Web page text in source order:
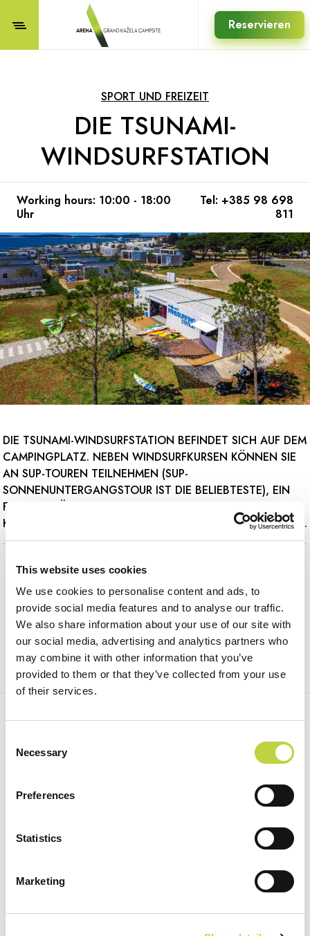
This website uses cookies
We use cookies to personalise content and ads, to
provide social media features and to analyse our traffic.
We also share information about your use of our site with
our social media, advertising and analytics partners who
may combine it with other information that you’ve
provided to them or that they’ve collected from your use
of their services.
Selection
Necessary
Preferences
Statistics
Marketing
Reservieren
SPORT UND FREIZEIT
DIE TSUNAMI-
WINDSURFSTATION
Working hours: 10:00 - 18:00
Uhr
Tel: +385 98 698
811
DIE TSUNAMI-WINDSURFSTATION BEFINDET SICH AUF DEM
CAMPINGPLATZ. NEBEN WINDSURFKURSEN KÖNNEN SIE
AN SUP-TOUREN TEILNEHMEN (SUP-
SONNENUNTERGANGSTOUR IST DIE BELIEBTESTE), EIN
FAHRRAD FÜR EINE FAHRRADTOUR MIETEN ODER EINE
KAJAKTOUR DURCH DIE BUCHT VON MEDULIN GENIESSEN.
REGISTRIEREN SIE SICH FÜR UNSEREN
Home
Restaurants und Bars
Instagram